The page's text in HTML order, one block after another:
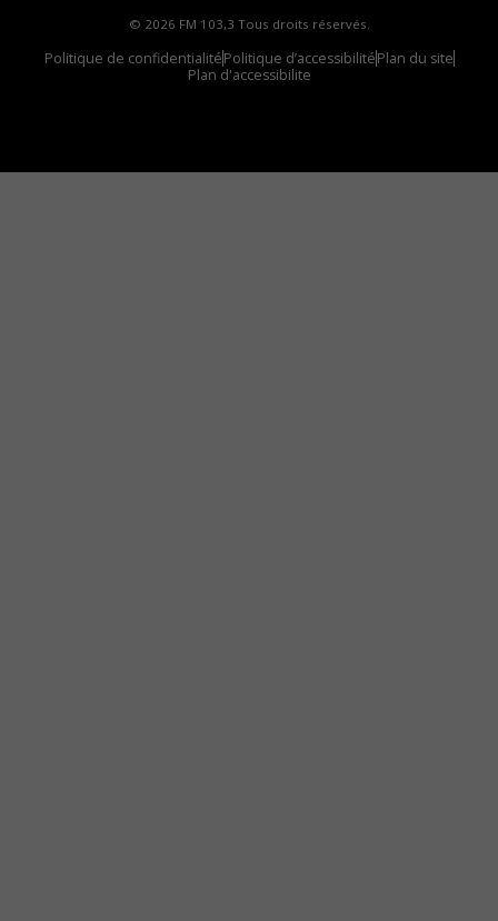
© 2026 FM 103,3 Tous droits réservés.
Politique de confidentialitéPolitique d’accessibilitéPlan du site
Plan d'accessibilite